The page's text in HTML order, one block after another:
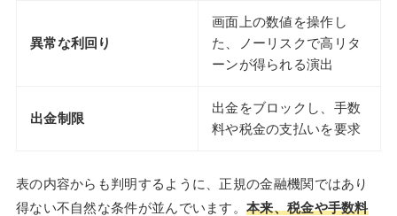
異常な利回り
画面上の数値を操作し
た、ノーリスクで高リタ
ーンが得られる演出
出金制限
出金をブロックし、手数
料や税金の支払いを要求
表の内容からも判明するように、正規の金融機関ではあり
得ない不自然な条件が並んでいます。本来、税金や手数料